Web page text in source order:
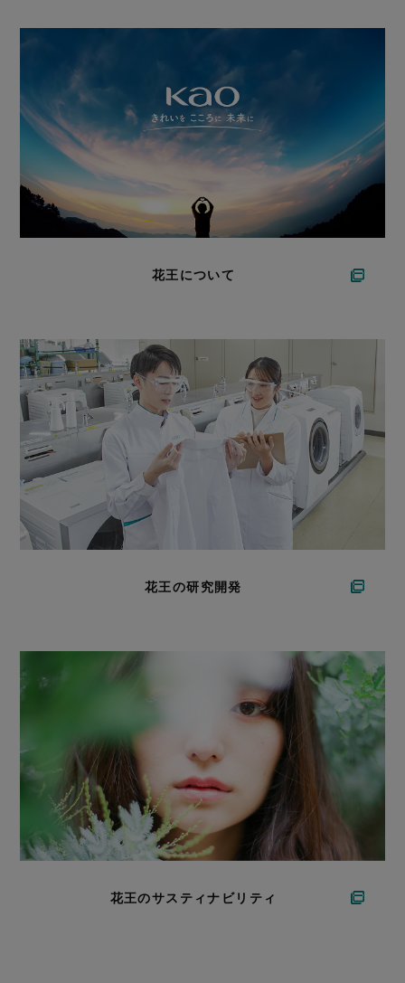
花王について
花王の研究開発
花王のサスティナビリティ